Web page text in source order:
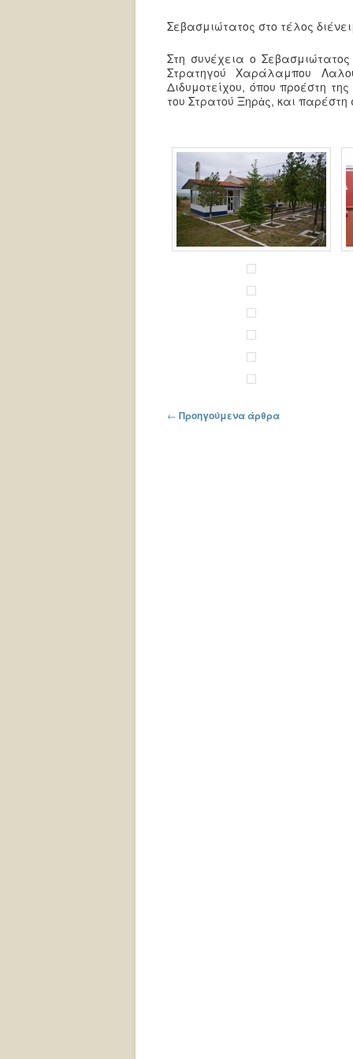
Σεβασμιώτατος στο τέλος
Στη συνέχεια ο
Στρατηγού Χαράλαμπου
Διδυμοτείχου, όπου προέστη
του Στρατού Ξηρἀς, και
Πλοήγηση στα άρθρα
← Προηγούμενα άρθρα